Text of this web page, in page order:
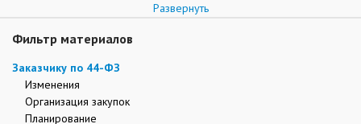
Развернуть
Фильтр материалов
Заказчику по 44-ФЗ
Изменения
Организация закупок
Планирование